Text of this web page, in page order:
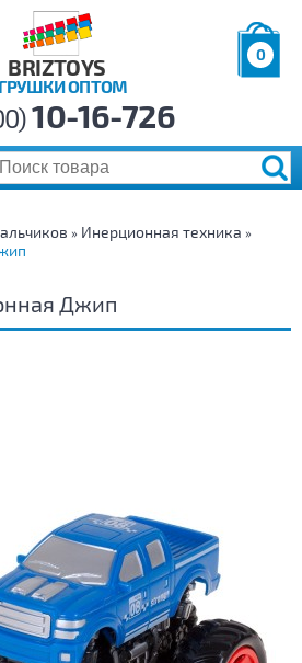
BRIZTOYS
ОПТОМ
0
р.
10-16-726
» Инерционная техника »
Джип